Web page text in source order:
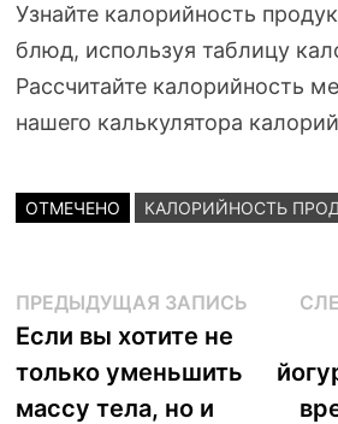
Узнайте калорийность
блюд, используя таблицу
Рассчитайте калорийность
нашего калькулятора
ОТМЕЧЕНО КАЛОРИЙНОСТЬ
Навигация
по
записям
ПРЕДЫДУЩАЯ ЗАПИСЬ
Если вы хотите не
только уменьшить
массу тела, но и